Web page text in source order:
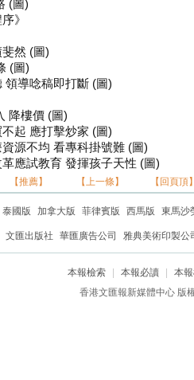
(圖)
》
然 (圖)
(圖)
領導唸稿即打斷 (圖)
降樓價 (圖)
起 應打擊炒家 (圖)
源不均 看專科掛號難 (圖)
應試教育 發揮孩子天性 (圖)
【推薦】 【上一條】 【回頁頂
泰國版 加拿大版 菲律賓版 西馬版 東馬沙
文匯出版社 華匯廣告公司 雅典美術印製公
本報檢索 本報必讀
本
香港文匯報新媒體中心 版